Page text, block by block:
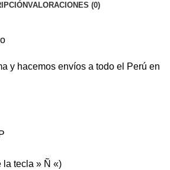
VALORACIONES (0)
y hacemos envíos a todo el Perú en
la tecla » Ñ «)